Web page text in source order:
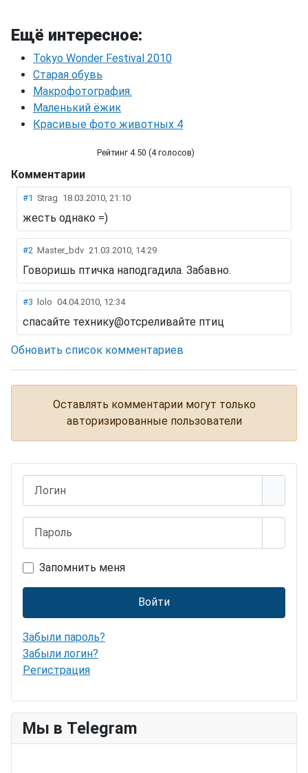
Ещё интересное:
Tokyo Wonder Festival 2010
Старая обувь
Макрофотография.
Маленький ёжик
Красивые фото животных 4
Рейтинг 4.50 (4 голосов)
Птицы + самолёты.. Что бывает.
Комментарии
#1 Strag 18.03.2010, 21:10
жесть однако =)
#2 Master_bdv 21.03.2010, 14:29
Говоришь птичка наподгадила. Забавно.
#3 lolo 04.04.2010, 12:34
спасайте технику@отсреливайте птиц
Обновить список комментариев
Оставлять комментарии могут только
авторизированные пользователи
Запомнить меня
Войти
Забыли пароль?
Забыли логин?
Регистрация
Мы в Telegram